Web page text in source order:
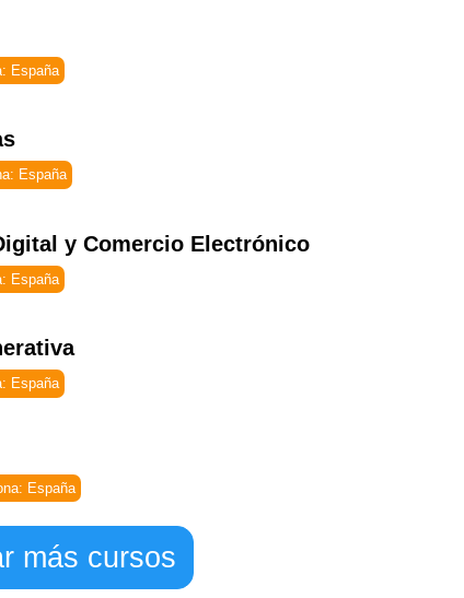
España
España
y Comercio Electrónico
España
España
España
más cursos